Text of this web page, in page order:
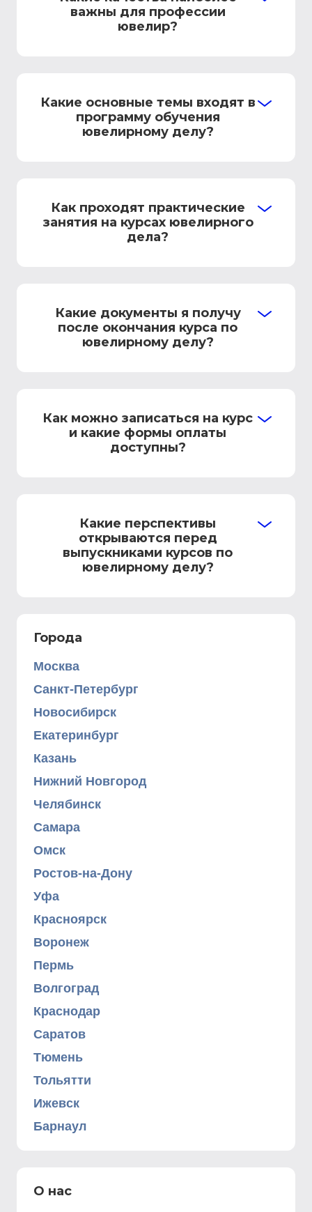
важны для профессии
ювелир?
Какие основные темы входят в
программу обучения
ювелирному делу?
Как проходят практические
занятия на курсах ювелирного
дела?
Какие документы я получу
после окончания курса по
ювелирному делу?
Как можно записаться на курс
и какие формы оплаты
доступны?
Какие перспективы
открываются перед
выпускниками курсов по
ювелирному делу?
Города
Москва
Санкт-Петербург
Новосибирск
Екатеринбург
Казань
Нижний Новгород
Челябинск
Самара
Омск
Ростов-на-Дону
Уфа
Красноярск
Воронеж
Пермь
Волгоград
Краснодар
Саратов
Тюмень
Тольятти
Ижевск
Барнаул
О нас